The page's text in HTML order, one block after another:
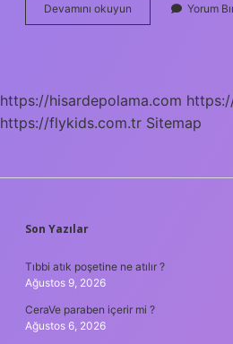
Devamını okuyun
Pastanesi
Yorum
https://hisardepolama.com
https://flykids.com.tr Sitemap
SIDEBAR
Son Yazılar
Tıbbi atık poşetine ne atılır ?
Ağustos 9, 2026
CeraVe paraben içerir mi ?
Ağustos 6, 2026